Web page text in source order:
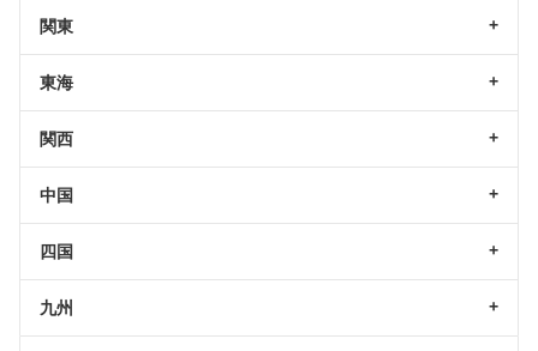
関東
東海
関西
中国
四国
九州